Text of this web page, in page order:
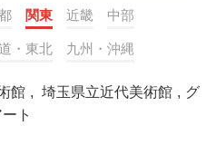
関東 近畿 中部
・東北 九州・沖縄
館 , 埼玉県立近代美術館 , グ
ト